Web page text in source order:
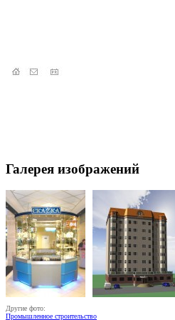
Галерея изображений
Другие фото:
Промышленное строительство